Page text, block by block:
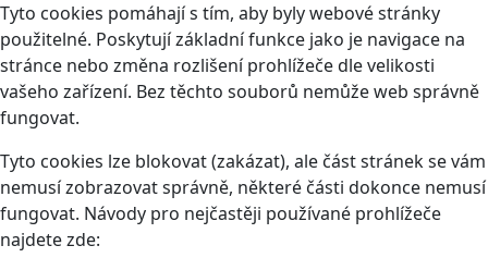
Tyto cookies pomáhají s tím, aby byly webové stránky
použitelné. Poskytují základní funkce jako je navigace na
stránce nebo změna rozlišení prohlížeče dle velikosti
vašeho zařízení. Bez těchto souborů nemůže web správně
fungovat.
Tyto cookies lze blokovat (zakázat), ale část stránek se vám
nemusí zobrazovat správně, některé části dokonce nemusí
fungovat. Návody pro nejčastěji používané prohlížeče
najdete zde: